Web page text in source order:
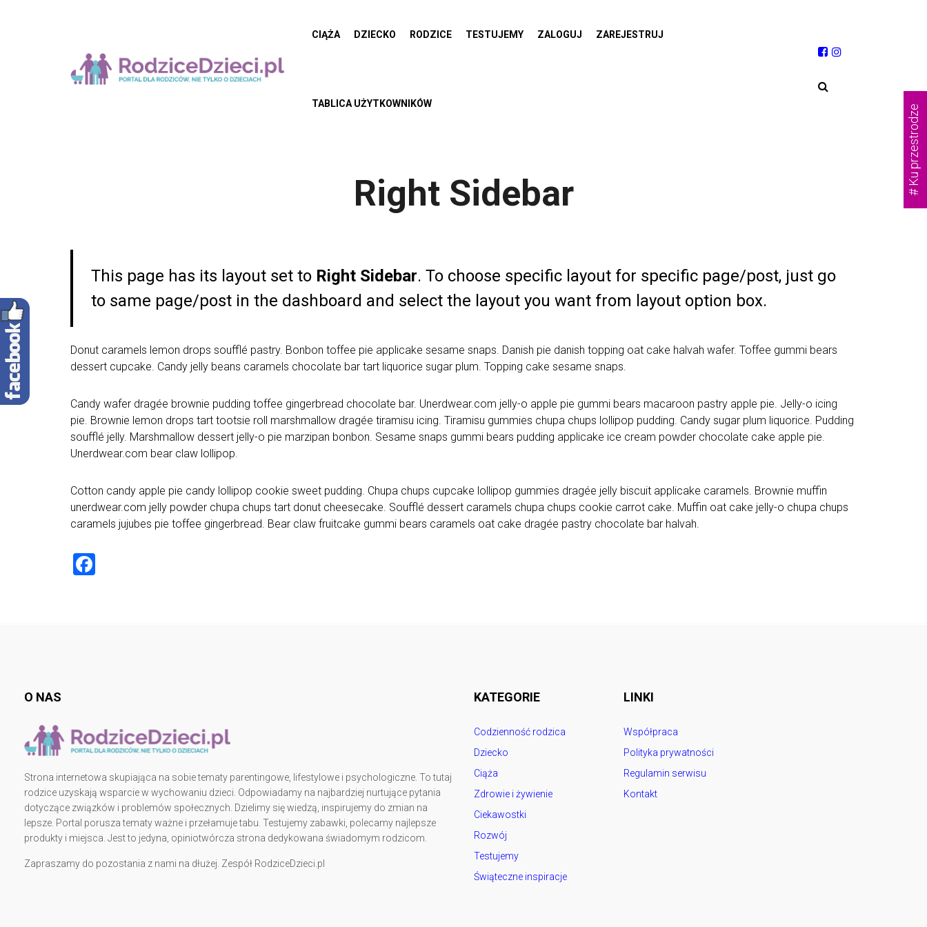
CIĄŻA DZIECKO RODZICE TESTUJEMY ZALOGUJ ZAREJESTRUJ
TABLICA UŻYTKOWNIKÓW
Right Sidebar
This page has its layout set to Right Sidebar. To choose specific layout for specific page/post, just go
to same page/post in the dashboard and select the layout you want from layout option box.
Donut caramels lemon drops soufflé pastry. Bonbon toffee pie applicake sesame snaps. Danish pie danish topping oat cake halvah wafer. Toffee gummi bears
dessert cupcake. Candy jelly beans caramels chocolate bar tart liquorice sugar plum. Topping cake sesame snaps.
Candy wafer dragée brownie pudding toffee gingerbread chocolate bar. Unerdwear.com jelly-o apple pie gummi bears macaroon pastry apple pie. Jelly-o icing
pie. Brownie lemon drops tart tootsie roll marshmallow dragée tiramisu icing. Tiramisu gummies chupa chups lollipop pudding. Candy sugar plum liquorice. Pudding
soufflé jelly. Marshmallow dessert jelly-o pie marzipan bonbon. Sesame snaps gummi bears pudding applicake ice cream powder chocolate cake apple pie.
Unerdwear.com bear claw lollipop.
Cotton candy apple pie candy lollipop cookie sweet pudding. Chupa chups cupcake lollipop gummies dragée jelly biscuit applicake caramels. Brownie muffin
unerdwear.com jelly powder chupa chups tart donut cheesecake. Soufflé dessert caramels chupa chups cookie carrot cake. Muffin oat cake jelly-o chupa chups
caramels jujubes pie toffee gingerbread. Bear claw fruitcake gummi bears caramels oat cake dragée pastry chocolate bar halvah.
O NAS
Strona internetowa skupiająca na sobie tematy parentingowe, lifestylowe i psychologiczne. To tutaj
rodzice uzyskają wsparcie w wychowaniu dzieci. Odpowiadamy na najbardziej nurtujące pytania
dotyczące związków i problemów społecznych. Dzielimy się wiedzą, inspirujemy do zmian na
lepsze. Portal porusza tematy ważne i przełamuje tabu. Testujemy zabawki, polecamy najlepsze
produkty i miejsca. Jest to jedyna, opiniotwórcza strona dedykowana świadomym rodzicom.
Zapraszamy do pozostania z nami na dłużej. Zespół RodziceDzieci.pl
KATEGORIE
Codzienność rodzica
Dziecko
Ciąża
Zdrowie i żywienie
Ciekawostki
Rozwój
Testujemy
Świąteczne inspiracje
LINKI
Współpraca
Polityka prywatności
Regulamin serwisu
Kontakt
# Ku przestrodze